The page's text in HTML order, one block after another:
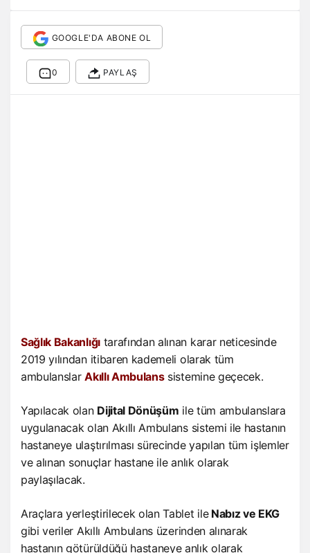
GOOGLE'DA ABONE OL
0 PAYLAŞ
Sağlık Bakanlığıtarafından alınan karar neticesinde
2019 yılından itibaren kademeli olarak tüm
ambulanslarAkıllı Ambulanssistemine geçecek.
Yapılacak olan Dijital Dönüşüm ile tüm ambulanslara
uygulanacak olan Akıllı Ambulans sistemi ile hastanın
hastaneye ulaştırılması sürecinde yapılan tüm işlemler
ve alınan sonuçlar hastane ile anlık olarak
paylaşılacak.
Araçlara yerleştirilecek olan Tablet ileNabız ve EKG
gibi veriler Akıllı Ambulans üzerinden alınarak
hastanın götürüldüğü hastaneye anlık olarak